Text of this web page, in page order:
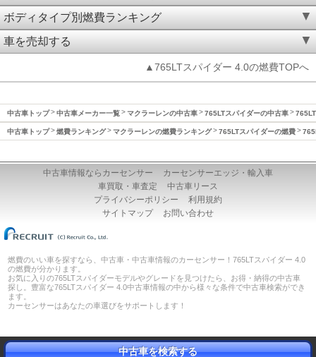
ボディタイプ別燃費ランキング
車を売却する
▲765LTスパイダー 4.0の燃費TOPへ
中古車トップ 中古車メーカー一覧 マクラーレンの中古車 765LTスパイダーの中古車
中古車トップ 燃費ランキング マクラーレンの燃費ランキング 765LTスパイダーの燃費
中古車情報ならカーセンサー
カーセンサーエッジ・輸入車
車買取・車査定
中古車リース
プライバシーポリシー
利用規約
サイトマップ
お問い合わせ
燃費のいい車を探すなら、中古車・中古車情報のカーセンサー！765LTスパイダー 4.0
の燃費が分かります。
お気に入りの765LTスパイダーモデルやグレードを見つけたら、お得・納得の中古車
探し。豊富な765LTスパイダー 4.0中古車情報の中から様々な条件で中古車検索ができ
ます。
カーセンサーはあなたの車選びをサポートします！
中古車を検索する